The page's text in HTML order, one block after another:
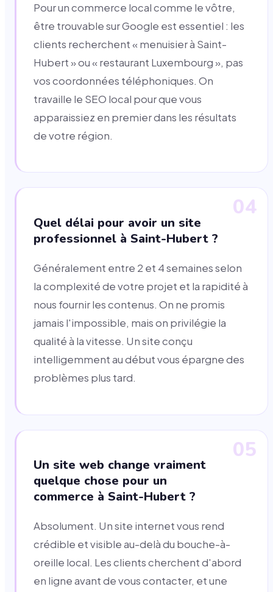
Pour un commerce local comme le vôtre,
être trouvable sur Google est essentiel : les
clients recherchent « menuisier à Saint-
Hubert » ou « restaurant Luxembourg », pas
vos coordonnées téléphoniques. On
travaille le SEO local pour que vous
apparaissiez en premier dans les résultats
de votre région.
04
Quel délai pour avoir un site
professionnel à Saint-Hubert ?
Généralement entre 2 et 4 semaines selon
la complexité de votre projet et la rapidité à
nous fournir les contenus. On ne promis
jamais l'impossible, mais on privilégie la
qualité à la vitesse. Un site conçu
intelligemment au début vous épargne des
problèmes plus tard.
05
Un site web change vraiment
quelque chose pour un
commerce à Saint-Hubert ?
Absolument. Un site internet vous rend
crédible et visible au-delà du bouche-à-
oreille local. Les clients cherchent d'abord
en ligne avant de vous contacter, et une